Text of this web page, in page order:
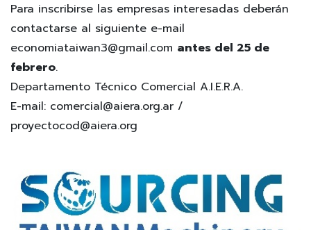
Para inscribirse las empresas interesadas deberán
contactarse al siguiente e-mail
economiataiwan3@gmail.com antes del 25 de
febrero.
Departamento Técnico Comercial A.I.E.R.A.
E-mail: comercial@aiera.org.ar /
proyectocod@aiera.org